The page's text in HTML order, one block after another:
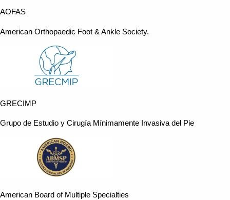
AOFAS
American Orthopaedic Foot & Ankle Society.
GRECIMP
Grupo de Estudio y Cirugía Mínimamente Invasiva del Pie
American Board of Multiple Specialties